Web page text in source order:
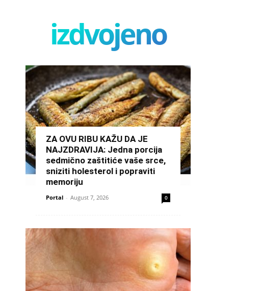
izdvojeno
ZA OVU RIBU KAŽU DA JE
NAJZDRAVIJA: Jedna porcija
sedmično zaštitiće vaše srce,
sniziti holesterol i popraviti
memoriju
Portal - August 7, 2026 0